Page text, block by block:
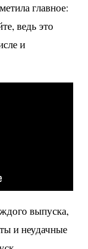
главное:
ведь это
и
выпуска,
и неудачные